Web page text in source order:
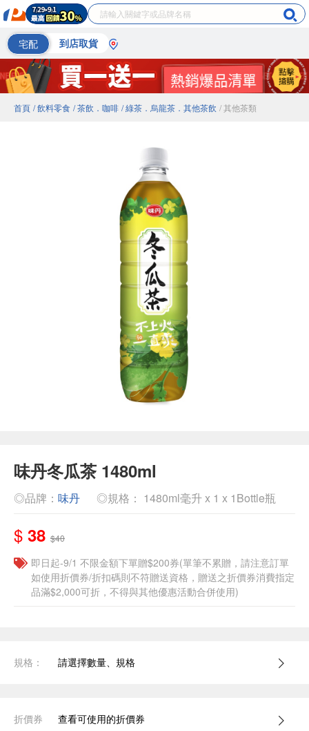
宅配 到店取貨
首頁 / 飲料零食 / 茶飲．咖啡 / 綠茶．烏龍茶．其他茶飲 / 其他茶類
味丹冬瓜茶 1480ml
◎品牌： 味丹 ◎規格： 1480ml毫升 x 1 x 1Bottle瓶
$ 38 $40
即日起-9/1 不限金額下單贈$200券(單筆不累贈，請注意訂單
如使用折價券/折扣碼則不符贈送資格，贈送之折價券消費指定
品滿$2,000可折，不得與其他優惠活動合併使用)
規格： 請選擇數量、規格
折價券 查看可使用的折價券